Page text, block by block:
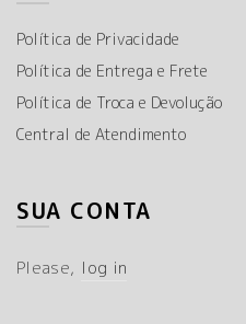
Política de Privacidade
Política de Entrega e Frete
Política de Troca e Devolução
Central de Atendimento
SUA CONTA
Please, log in